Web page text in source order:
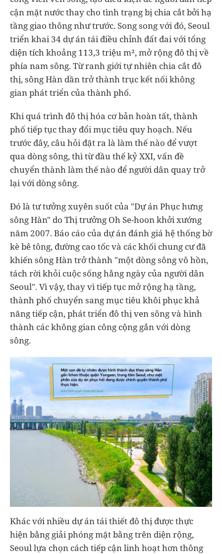
cận mặt nước thay cho tình trạng bị chia cắt bởi hạ
tầng giao thông như trước. Song song với đó, Seoul
triển khai 34 dự án tái điều chỉnh đất đai với tổng
diện tích khoảng 113,3 triệu m², mở rộng đô thị về
phía nam sông. Từ ranh giới tự nhiên chia cắt đô
thị, sông Hàn dần trở thành trục kết nối không
gian phát triển của thành phố.
Khi quá trình đô thị hóa cơ bản hoàn tất, thành
phố tiếp tục thay đổi mục tiêu quy hoạch. Nếu
trước đây, câu hỏi đặt ra là làm thế nào để vượt
qua dòng sông, thì từ đầu thế kỷ XXI, vấn đề
chuyển thành làm thế nào để người dân quay trở
lại với dòng sông.
Đó là tư tưởng xuyên suốt của "Dự án Phục hưng
sông Hàn" do Thị trưởng Oh Se-hoon khởi xướng
năm 2007. Báo cáo của dự án đánh giá hệ thống bờ
kè bê tông, đường cao tốc và các khối chung cư đã
khiến sông Hàn trở thành "một dòng sông vô hồn,
tách rời khỏi cuộc sống hằng ngày của người dân
Seoul". Vì vậy, thay vì tiếp tục mở rộng hạ tầng,
thành phố chuyển sang mục tiêu khôi phục khả
năng tiếp cận, phát triển đô thị ven sông và hình
thành các không gian công cộng gắn với dòng
sông.
Khác với nhiều dự án tái thiết đô thị được thực
hiện bằng giải phóng mặt bằng trên diện rộng,
Seoul lựa chọn cách tiếp cận linh hoạt hơn thông